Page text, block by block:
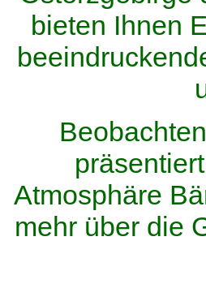
bieten Ihnen
Atmosphäre
mehr über die